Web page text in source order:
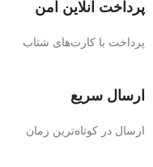
پرداخت آنلاین امن
پرداخت با کارت‌های شتاب
ارسال سریع
ارسال در کوتاه‌ترین زمان